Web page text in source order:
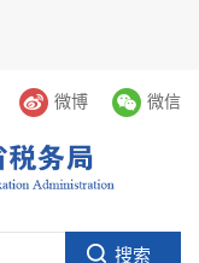
微博 微信